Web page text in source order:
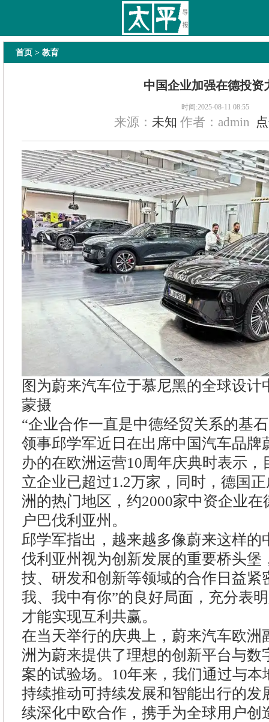
国内 国际 教育
首页 > 教育
中国企业加强在德投资
时间:2025-08-11 08:55
来源： 未知 作者：admin
图为蔚来汽车位于慕尼黑的全球设计
蒙摄
“企业合作一直是中德经贸关系的基
领事邱学军近日在出席中国汽车品牌
办的在欧洲运营10周年庆典时表示
立企业已超过1.2万家，同时，德国
洲的热门地区，约2000家中资企业
户巴伐利亚州。
邱学军指出，越来越多像蔚来这样的
伐利亚州视为创新发展的重要桥头堡
技、研发和创新等领域的合作日益紧
我、我中有你”的良好局面，充分表
才能实现互利共赢。
在当天举行的庆典上，蔚来汽车欧洲
洲为蔚来提供了理想的创新平台与数
案的试验场。10年来，我们通过与
持续推动可持续发展和智能出行的发
续深化中欧合作，携手为全球用户创